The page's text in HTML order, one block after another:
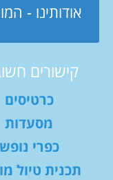
אודותינו -
קישורים
כרטיסים
מסעדות
כפרי נופש
תכנית טיול